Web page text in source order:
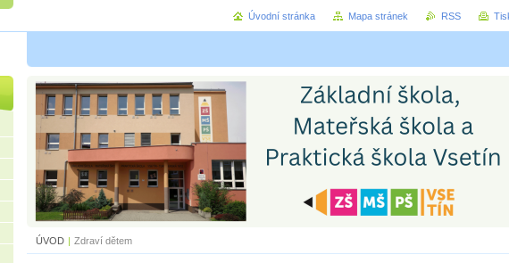
ÚVOD | Zdraví dětem
Úvodní stránka Mapa stránek RSS